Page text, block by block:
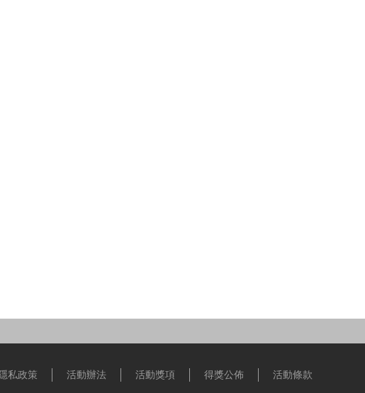
私政策 活動辦法 活動獎項 得獎公佈 活動條款